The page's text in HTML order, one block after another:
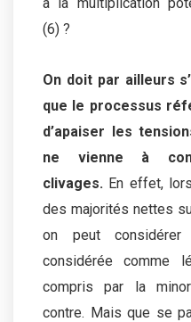
(6) ?
On doit par ailleurs
que le processus
d’apaiser les
ne vienne à
clivages. En effet,
des majorités nettes
on peut
considérée comme
compris par la
contre. Mais que se